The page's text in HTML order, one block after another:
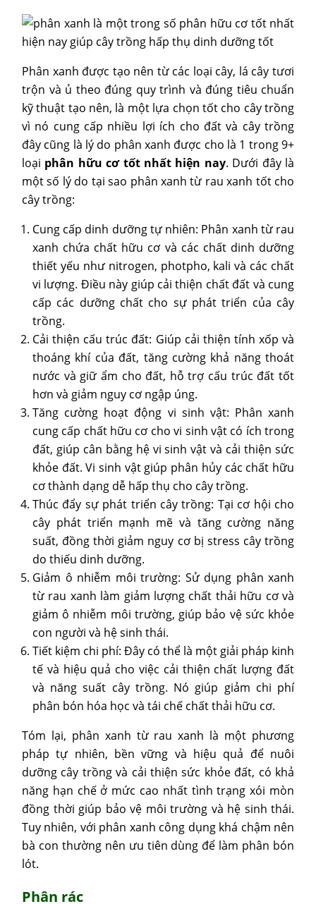
Phân xanh được tạo nên từ các loại cây, lá cây tươi
trộn và ủ theo đúng quy trình và đúng tiêu chuẩn
kỹ thuật tạo nên, là một lựa chọn tốt cho cây trồng
vì nó cung cấp nhiều lợi ích cho đất và cây trồng
đây cũng là lý do phân xanh được cho là 1 trong 9+
loại phân hữu cơ tốt nhất hiện nay. Dưới đây là
một số lý do tại sao phân xanh từ rau xanh tốt cho
cây trồng:
Cung cấp dinh dưỡng tự nhiên: Phân xanh từ rau
xanh chứa chất hữu cơ và các chất dinh dưỡng
thiết yếu như nitrogen, photpho, kali và các chất
vi lượng. Điều này giúp cải thiện chất đất và cung
cấp các dưỡng chất cho sự phát triển của cây
trồng.
Cải thiện cấu trúc đất: Giúp cải thiện tính xốp và
thoáng khí của đất, tăng cường khả năng thoát
nước và giữ ẩm cho đất, hỗ trợ cấu trúc đất tốt
hơn và giảm nguy cơ ngập úng.
Tăng cường hoạt động vi sinh vật: Phân xanh
cung cấp chất hữu cơ cho vi sinh vật có ích trong
đất, giúp cân bằng hệ vi sinh vật và cải thiện sức
khỏe đất. Vi sinh vật giúp phân hủy các chất hữu
cơ thành dạng dễ hấp thụ cho cây trồng.
Thúc đẩy sự phát triển cây trồng: Tại cơ hội cho
cây phát triển mạnh mẽ và tăng cường năng
suất, đồng thời giảm nguy cơ bị stress cây trồng
do thiếu dinh dưỡng.
Giảm ô nhiễm môi trường: Sử dụng phân xanh
từ rau xanh làm giảm lượng chất thải hữu cơ và
giảm ô nhiễm môi trường, giúp bảo vệ sức khỏe
con người và hệ sinh thái.
Tiết kiệm chi phí: Đây có thể là một giải pháp kinh
tế và hiệu quả cho việc cải thiện chất lượng đất
và năng suất cây trồng. Nó giúp giảm chi phí
phân bón hóa học và tái chế chất thải hữu cơ.
Tóm lại, phân xanh từ rau xanh là một phương
pháp tự nhiên, bền vững và hiệu quả để nuôi
dưỡng cây trồng và cải thiện sức khỏe đất, có khả
năng hạn chế ở mức cao nhất tình trạng xói mòn
đồng thời giúp bảo vệ môi trường và hệ sinh thái.
Tuy nhiên, với phân xanh công dụng khá chậm nên
bà con thường nên ưu tiên dùng để làm phân bón
lót.
Phân rác